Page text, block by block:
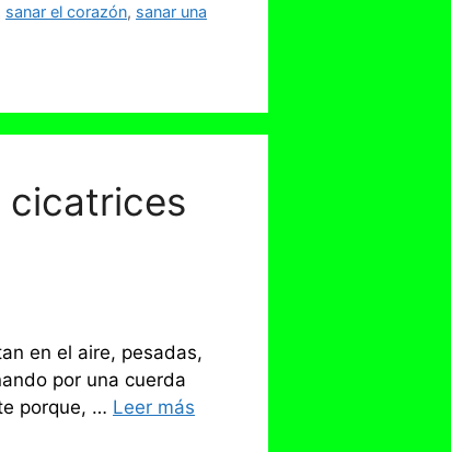
sanar el corazón, sanar una
cicatrices
en el aire, pesadas,
por una cuerda
porque, … Leer más